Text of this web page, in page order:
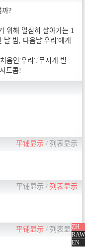
ZH
RAW
EN
까?
위해 열심히 살아가는 1
밤, 다음날'우리'에게
음인'우리'.'무지개 빌
트콤!
平铺显示 / 列表显示
平铺显示 /列表显示
平铺显示 / 列表显示